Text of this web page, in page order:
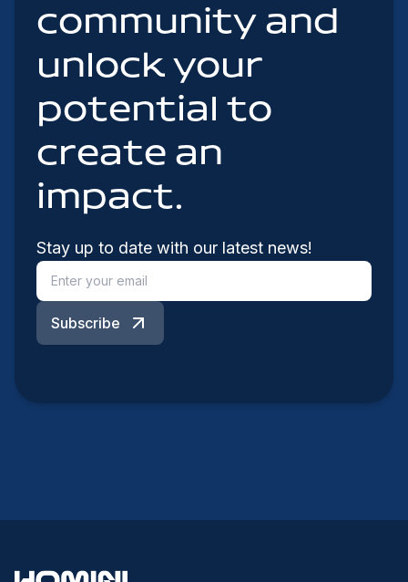
community and
unlock your
potential to
create an
impact.
Stay up to date with our latest news!
Subscribe